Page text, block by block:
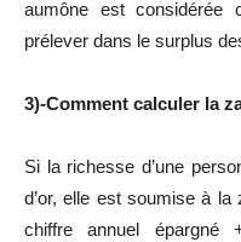
aumône est considérée
prélever dans le surplus
3)-Comment calculer la
Si la richesse d’une
d’or, elle est soumise à
chiffre annuel épargné